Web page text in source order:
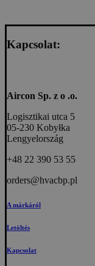
Kapcsolat:
Aircon Sp. z o .o.
Logisztikai utca 5
05-230 Kobyłka
Lengyelország
+48 22 390 53 55
orders@hvacbp.pl
A márkáról
Letöltés
Kapcsolat